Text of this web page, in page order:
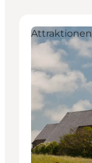
Attraktionen